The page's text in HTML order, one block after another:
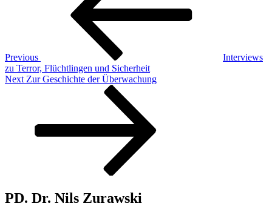
Previous
Interviews
zu Terror, Flüchtlingen und Sicherheit
Next
Next Zur Geschichte der Überwachung
PD. Dr. Nils Zurawski